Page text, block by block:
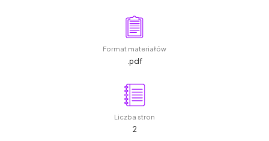
Format materiałów
.pdf
Liczba stron
2